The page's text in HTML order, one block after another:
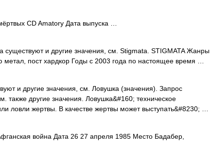
CD Amatory Дата выпуска …
существуют и другие значения, см. Stigmata. STIGMATA Жанры
метал, пост хардкор Годы с 2003 года по настоящее время …
и другие значения, см. Ловушка (значения). Запрос
также другие значения. Ловушка&#160; техническое
ловли жертвы. В качестве жертвы может выступать&#8230; …
война Дата 26 27 апреля 1985 Место Бадабер,